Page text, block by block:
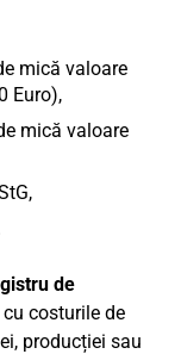
mică valoare
Euro),
mică valoare
de
costurile de
producției sau